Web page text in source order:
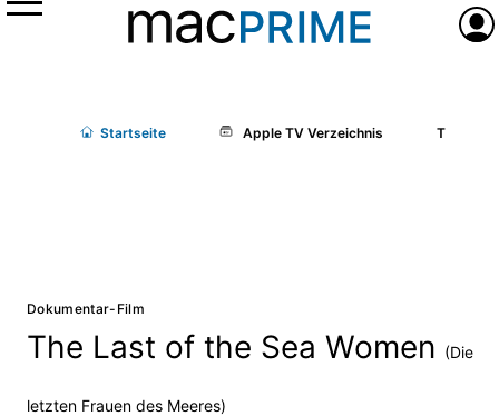
Menü
Startseite Apple TV Verzeichnis The Last
Dokumentar-Film
The Last of the Sea Women (Die
letzten Frauen des Meeres)